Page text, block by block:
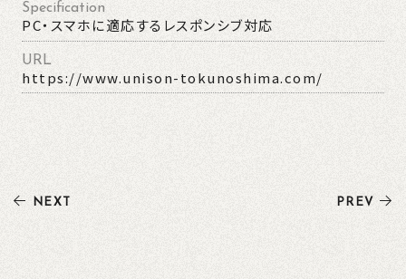
Specification
PC・スマホに適応するレスポンシブ対応
URL
https://www.unison-tokunoshima.com/
PREV
NEXT